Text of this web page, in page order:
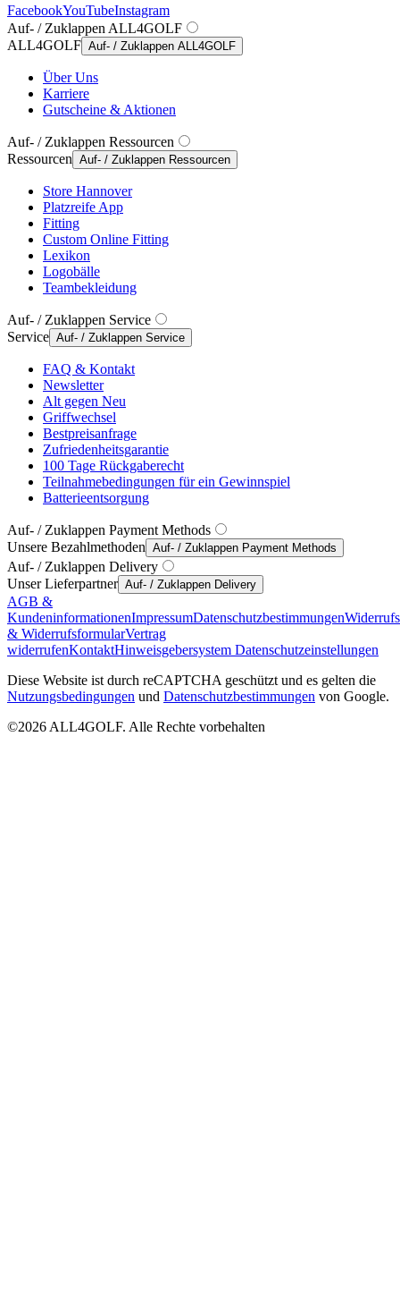
FacebookYouTubeInstagram
Auf- / Zuklappen ALL4GOLF
ALL4GOLF Auf- / Zuklappen ALL4GOLF
Über Uns
Karriere
Gutscheine & Aktionen
Auf- / Zuklappen Ressourcen
Ressourcen Auf- / Zuklappen Ressourcen
Store Hannover
Platzreife App
Fitting
Custom Online Fitting
Lexikon
Logobälle
Teambekleidung
Auf- / Zuklappen Service
Service Auf- / Zuklappen Service
FAQ & Kontakt
Newsletter
Alt gegen Neu
Griffwechsel
Bestpreisanfrage
Zufriedenheitsgarantie
100 Tage Rückgaberecht
Teilnahmebedingungen für ein Gewinnspiel
Batterieentsorgung
Auf- / Zuklappen Payment Methods
Unsere Bezahlmethoden Auf- / Zuklappen Payment Methods
Auf- / Zuklappen Delivery
Unser Lieferpartner Auf- / Zuklappen Delivery
AGB &
KundeninformationenImpressumDatenschutzbestimmungen
& WiderrufsformularVertrag
widerrufenKontaktHinweisgebersystem Datenschutzeinstellungen
Diese Website ist durch reCAPTCHA geschützt und es gelten die
Nutzungsbedingungen und Datenschutzbestimmungen von Google.
©2026 ALL4GOLF. Alle Rechte vorbehalten